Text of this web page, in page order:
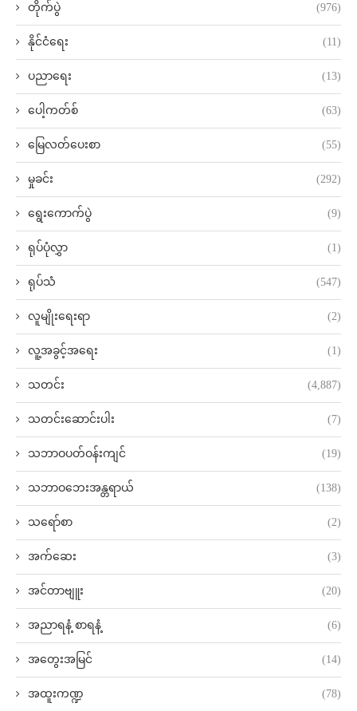
တိုက်ပွဲ (976)
နိုင်ငံရေး (11)
ပညာရေး (13)
ပေါ့ကတ်စ် (63)
မြေလတ်ပေးစာ (55)
မှုခင်း (292)
ရွေးကောက်ပွဲ (9)
ရုပ်ပုံလွှာ (1)
ရုပ်သံ (547)
လူမျိုးရေးရာ (2)
လူ့အခွင့်အရေး (1)
သတင်း (4,887)
သတင်းဆောင်းပါး (7)
သဘာဝပတ်ဝန်းကျင် (19)
သဘာဝဘေးအန္တရာယ် (138)
သရော်စာ (2)
အက်ဆေး (3)
အင်တာဗျူး (20)
အညာရနံ့ စာရနံ့ (6)
အတွေးအမြင် (14)
အထူးကဏ္ဍ (78)